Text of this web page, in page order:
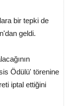
bir tepki de
geldi.
Ödülü' törenine
iptal ettiğini